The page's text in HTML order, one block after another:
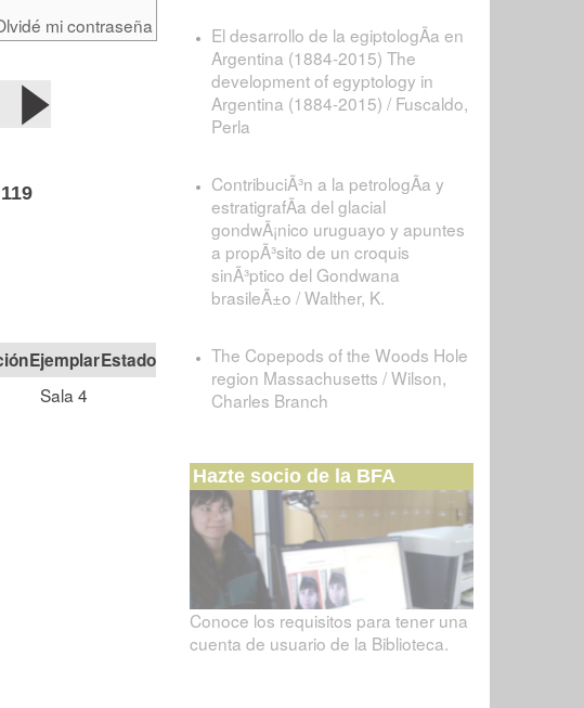
119
Estado
Sala 4
mi contraseña
El desarrollo de la egiptologÃ­a en
Argentina (1884-2015) The
development of egyptology in
Argentina (1884-2015) / Fuscaldo,
Perla
ContribuciÃ³n a la petrologÃ­a y
estratigrafÃ­a del glacial
gondwÃ¡nico uruguayo y apuntes
a propÃ³sito de un croquis
sinÃ³ptico del Gondwana
brasileÃ±o / Walther, K.
The Copepods of the Woods Hole
region Massachusetts / Wilson,
Charles Branch
Hazte socio de la BFA
Conoce los requisitos para tener una
cuenta de usuario de la Biblioteca.